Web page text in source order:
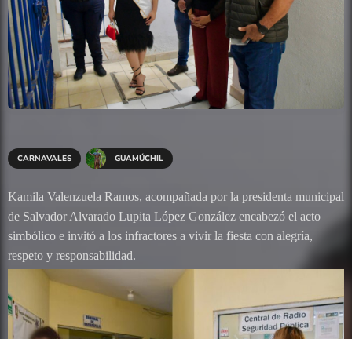
CARNAVALES GUAMÚCHIL
Kamila Valenzuela Ramos, acompañada por la presidenta municipal
de Salvador Alvarado Lupita López González encabezó el acto
simbólico e invitó a los infractores a vivir la fiesta con alegría,
respeto y responsabilidad.